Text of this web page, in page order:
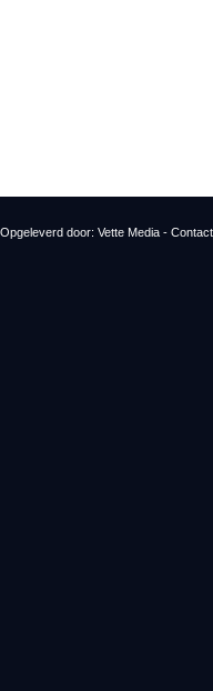
Opgeleverd door: Vette Media - Contact